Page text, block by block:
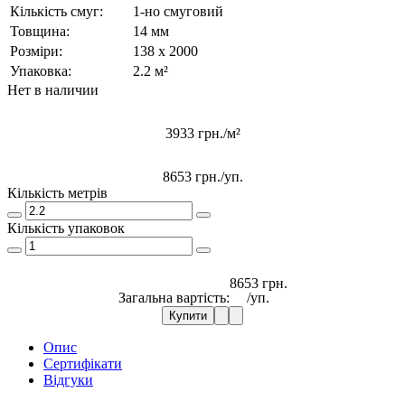
Кількість смуг:
1-но смуговий
Товщина:
14 мм
Розміри:
138 x 2000
Упаковка:
2.2 м²
Нет в наличии
3933 грн./м²
8653 грн./уп.
Кількість метрів
Кількість упаковок
Загальна вартість:
8653 грн.
/уп.
Купити
Опис
Сертифікати
Відгуки